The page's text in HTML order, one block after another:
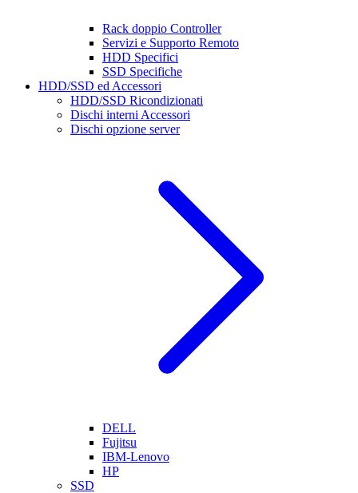
Rack doppio Controller
Servizi e Supporto Remoto
HDD Specifici
SSD Specifiche
HDD/SSD ed Accessori
HDD/SSD Ricondizionati
Dischi interni Accessori
Dischi opzione server
DELL
Fujitsu
IBM-Lenovo
HP
SSD